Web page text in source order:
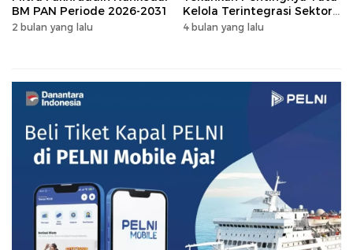
BM PAN Periode 2026-2031
2 bulan yang lalu
Kelola Terintegrasi Sektor
Peternakan Sulsel
4 bulan yang lalu